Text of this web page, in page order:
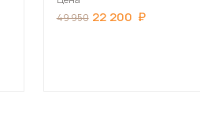
49 950 22 200